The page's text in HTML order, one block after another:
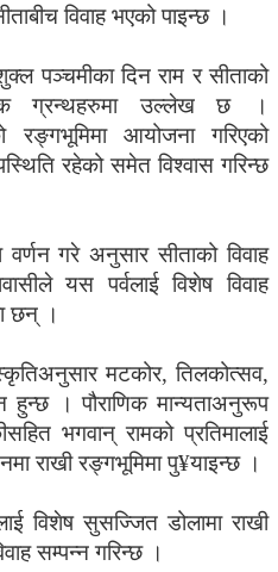
विवाह भएको पाइन्छ ।
पञ्चमीका दिन राम र सीताको
ग्रन्थहरुमा उल्लेख छ ।
रङ्गभूमिमा आयोजना गरिएको
रहेको समेत विश्वास गरिन्छ
वर्णन गरे अनुसार सीताको विवाह
यस पर्वलाई विशेष विवाह
छन् ।
मटकोर, तिलकोत्सव,
हुन्छ । पौराणिक मान्यताअनुरूप
भगवान् रामको प्रतिमालाई
राखी रङ्गभूमिमा पु¥याइन्छ ।
विशेष सुसज्जित डोलामा राखी
सम्पन्न गरिन्छ ।